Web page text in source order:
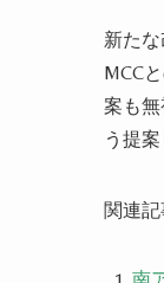
新た
MCC
案も
う提
関連記
南